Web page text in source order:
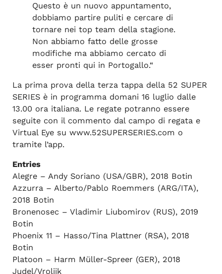
Questo è un nuovo appuntamento,
dobbiamo partire puliti e cercare di
tornare nei top team della stagione.
Non abbiamo fatto delle grosse
modifiche ma abbiamo cercato di
esser pronti qui in Portogallo.“
La prima prova della terza tappa della 52 SUPER
SERIES è in programma domani 16 luglio dalle
13.00 ora italiana. Le regate potranno essere
seguite con il commento dal campo di regata e
Virtual Eye su www.52SUPERSERIES.com o
tramite l’app.
Entries
Alegre – Andy Soriano (USA/GBR), 2018 Botin
Azzurra – Alberto/Pablo Roemmers (ARG/ITA),
2018 Botin
Bronenosec – Vladimir Liubomirov (RUS), 2019
Botin
Phoenix 11 – Hasso/Tina Plattner (RSA), 2018
Botin
Platoon – Harm Müller-Spreer (GER), 2018
Judel/Vrolijk